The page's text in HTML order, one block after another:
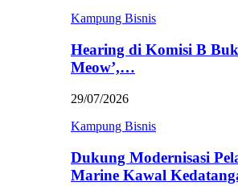
Kampung Bisnis
Hearing di Komisi B
Meow’,…
29/07/2026
Kampung Bisnis
Dukung Modernisasi
Marine Kawal